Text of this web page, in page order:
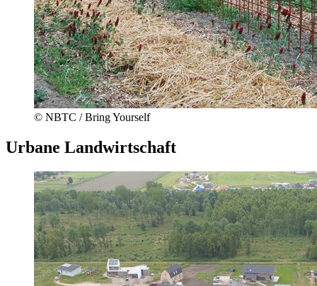
© NBTC / Bring Yourself
Urbane Landwirtschaft